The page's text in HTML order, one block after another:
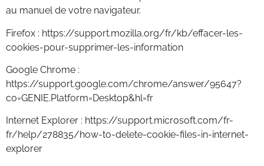
au manuel de votre navigateur.
Firefox : https://support.mozilla.org/fr/kb/effacer-les-
cookies-pour-supprimer-les-information
Google Chrome :
https://support.google.com/chrome/answer/95647?
co=GENIE.Platform=Desktop&hl=fr
Internet Explorer : https://support.microsoft.com/fr-
fr/help/278835/how-to-delete-cookie-files-in-internet-
explorer